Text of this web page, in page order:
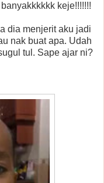
keje!!!!!!!
dia menjerit aku jadi
nak buat apa. Udah
tul. Sape ajar ni?